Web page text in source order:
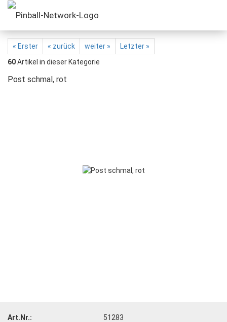
« Erster « zurück weiter »
Letzter »
60Artikel in dieser Kategorie
Post schmal, rot
Art.Nr.:
51283